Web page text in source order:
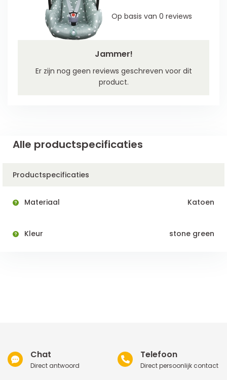
Jammer!
Er zijn nog geen reviews geschreven voor dit
product.
Op basis van 0 reviews
Alle productspecificaties
Productspecificaties
Materiaal Katoen
Kleur stone green
Chat
Direct antwoord
Telefoon
Direct persoonlijk contact